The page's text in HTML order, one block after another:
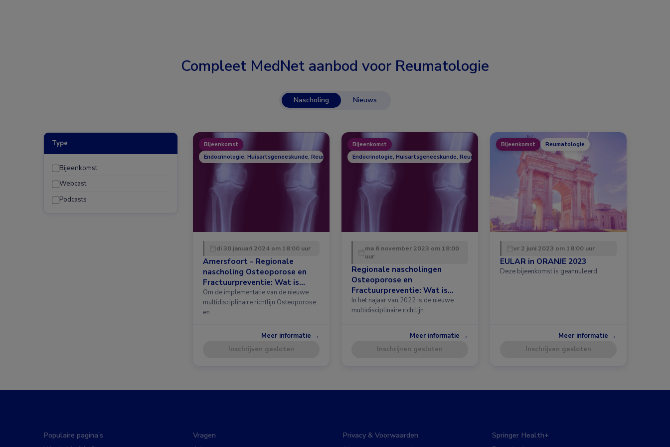
Compleet MedNet aanbod voor Reumatologie
Nascholing Nieuws
Type
Bijeenkomst
Webcast
Podcasts
Bijeenkomst
Endocrinologie, Huisartsgeneeskunde, Reumatologie
di 30 januari 2024 om 18:00 uur
Amersfoort - Regionale
nascholing Osteoporose en
Fractuurpreventie: Wat is
nieuw in de richtlijn?
Om de implementatie van de nieuwe
multidisciplinaire richtlijn Osteoporose
en …
Meer informatie →
Inschrijven gesloten
Bijeenkomst
Endocrinologie, Huisartsgeneeskunde, Reumatologie
ma 6 november 2023 om 18:00
uur
Regionale nascholingen
Osteoporose en
Fractuurpreventie: Wat is
nieuw in de richtlijn?
In het najaar van 2022 is de nieuwe
multidisciplinaire richtlijn …
Meer informatie →
Inschrijven gesloten
Bijeenkomst Reumatologie
vr 2 juni 2023 om 18:00 uur
EULAR in ORANJE 2023
Deze bijeenkomst is geannuleerd.
Meer informatie →
Inschrijven gesloten
Populaire pagina’s
Vragen
Privacy & Voorwaarden
Springer Health+